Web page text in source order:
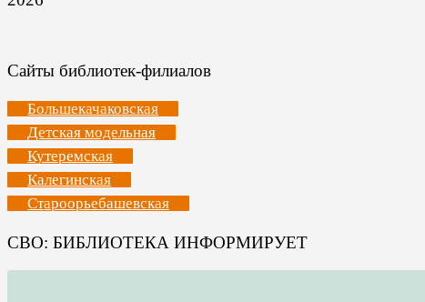
Сайты библиотек-филиалов
Большекачаковская
Детская модельная
Кутеремская
Калегинская
Староорьебашевская
СВО: БИБЛИОТЕКА ИНФОРМИРУЕТ